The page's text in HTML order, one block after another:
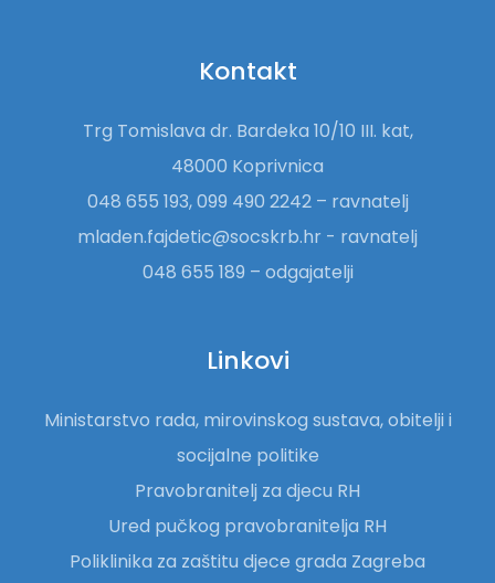
Kontakt
Trg Tomislava dr. Bardeka 10/10 III. kat,
48000 Koprivnica
048 655 193, 099 490 2242 – ravnatelj
mladen.fajdetic@socskrb.hr - ravnatelj
048 655 189 – odgajatelji
Linkovi
Ministarstvo rada, mirovinskog sustava, obitelji i
socijalne politike
Pravobranitelj za djecu RH
Ured pučkog pravobranitelja RH
Poliklinika za zaštitu djece grada Zagreba